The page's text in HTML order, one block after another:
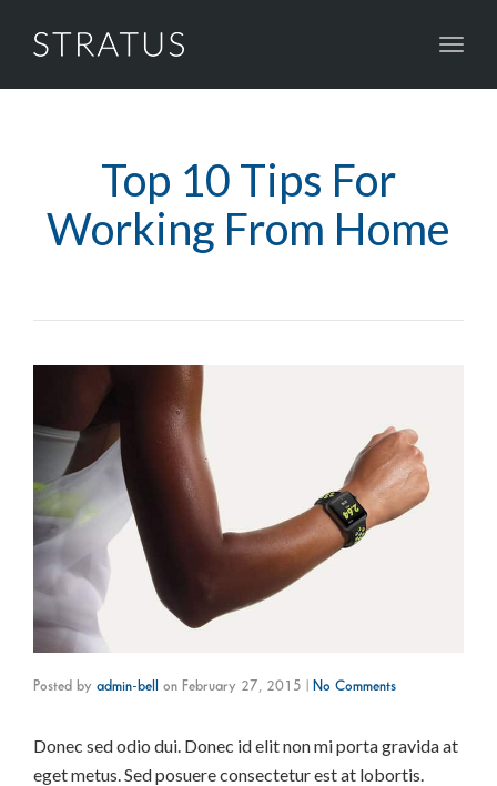
Top 10 Tips For
Working From Home
Posted by admin-bell on February 27, 2015 No Comments
Donec sed odio dui. Donec id elit non mi porta gravida at
eget metus. Sed posuere consectetur est at lobortis.